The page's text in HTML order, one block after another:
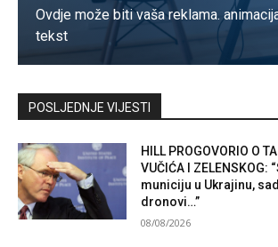
Ovdje može biti vaša reklama.
tekst
Kontaktirajte nas
POSLJEDNJE VIJESTI
HILL PROGOVORIO O
VUČIĆA I ZELENSKOG:
municiju u Ukrajinu,
dronovi…”
08/08/2026